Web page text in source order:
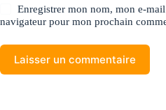
Enregistrer mon nom, mon e-
navigateur pour mon prochain
Laisser un commentaire